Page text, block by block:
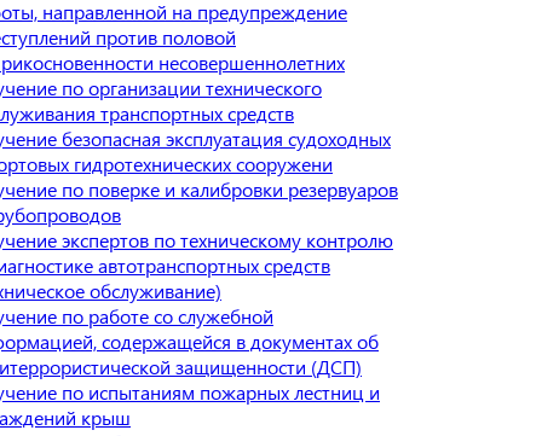
направленной на предупреждение
против половой
несовершеннолетних
по организации технического
транспортных средств
безопасная эксплуатация судоходных
гидротехнических сооружени
по поверке и калибровки резервуаров
экспертов по техническому контролю
автотранспортных средств
обслуживание)
по работе со служебной
содержащейся в документах об
защищенности (ДСП)
по испытаниям пожарных лестниц и
крыш